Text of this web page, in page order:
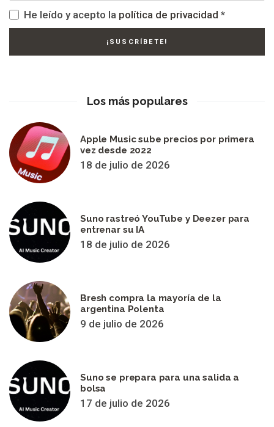
He leído y acepto la política de privacidad *
Los más populares
Apple Music sube precios por primera
vez desde 2022
18 de julio de 2026
Suno rastreó YouTube y Deezer para
entrenar su IA
18 de julio de 2026
Bresh compra la mayoría de la
argentina Polenta
9 de julio de 2026
Suno se prepara para una salida a
bolsa
17 de julio de 2026